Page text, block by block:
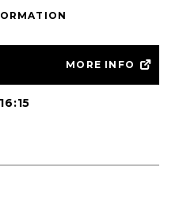
MORE INFO
16:15